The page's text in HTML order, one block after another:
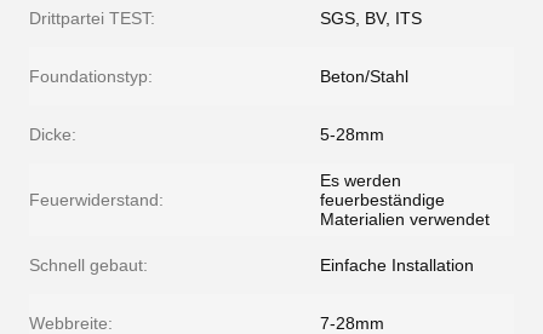
Drittpartei TEST: SGS, BV, ITS
Foundationstyp: Beton/Stahl
Dicke: 5-28mm
Feuerwiderstand:
Es werden
feuerbeständige
Materialien verwendet
Schnell gebaut: Einfache Installation
Webbreite: 7-28mm